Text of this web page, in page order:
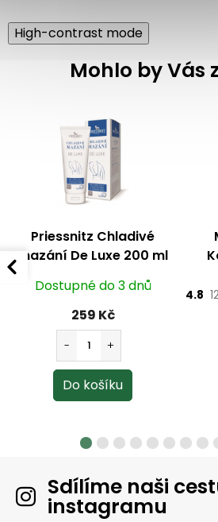
High-contrast mode
Mohlo by Vás
Priessnitz Chladivé
mazání De Luxe 200 ml
Dostupné do 3 dnů
259 Kč
4.8
Sdílíme naši
instagramu